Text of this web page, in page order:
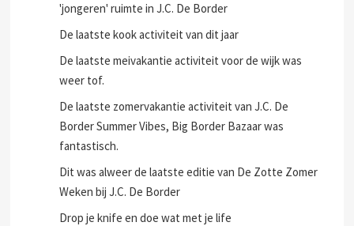
'jongeren' ruimte in J.C. De Border
De laatste kook activiteit van dit jaar
De laatste meivakantie activiteit voor de wijk was
weer tof.
De laatste zomervakantie activiteit van J.C. De
Border Summer Vibes, Big Border Bazaar was
fantastisch.
Dit was alweer de laatste editie van De Zotte Zomer
Weken bij J.C. De Border
Drop je knife en doe wat met je life